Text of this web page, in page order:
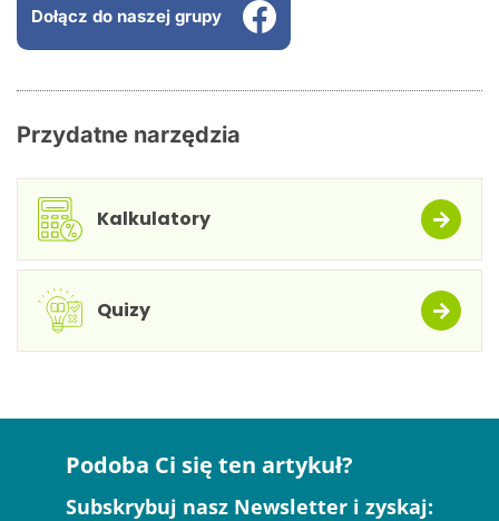
Dołącz do naszej grupy
Przydatne narzędzia
Kalkulatory
Quizy
Podoba Ci się ten artykuł?
Subskrybuj nasz Newsletter i zyskaj: